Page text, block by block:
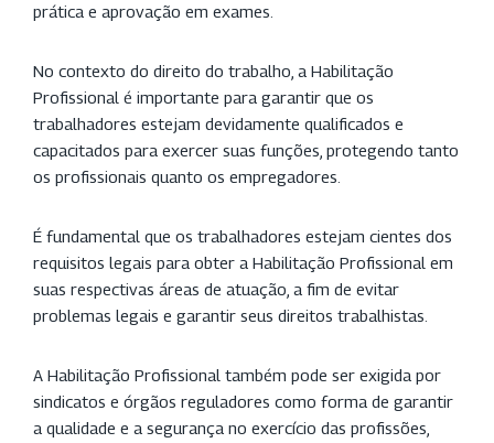
prática e aprovação em exames.
No contexto do direito do trabalho, a Habilitação
Profissional é importante para garantir que os
trabalhadores estejam devidamente qualificados e
capacitados para exercer suas funções, protegendo tanto
os profissionais quanto os empregadores.
É fundamental que os trabalhadores estejam cientes dos
requisitos legais para obter a Habilitação Profissional em
suas respectivas áreas de atuação, a fim de evitar
problemas legais e garantir seus direitos trabalhistas.
A Habilitação Profissional também pode ser exigida por
sindicatos e órgãos reguladores como forma de garantir
a qualidade e a segurança no exercício das profissões,